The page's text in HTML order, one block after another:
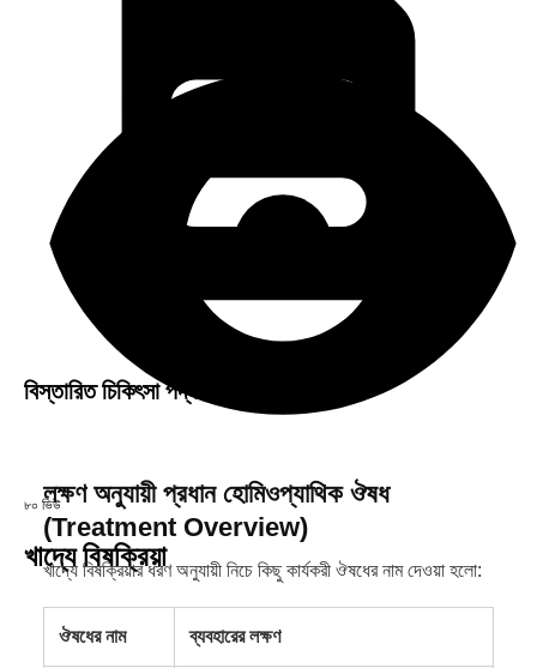
৮০ ভিউ
খাদ্যে বিষক্রিয়া
বিস্তারিত চিকিৎসা পদ্ধতি
লক্ষণ অনুযায়ী প্রধান হোমিওপ্যাথিক ঔষধ
(Treatment Overview)
খাদ্যে বিষক্রিয়ার ধরণ অনুযায়ী নিচে কিছু কার্যকরী ঔষধের নাম দেওয়া হলো:
ঔষধের নাম ব্যবহারের লক্ষণ